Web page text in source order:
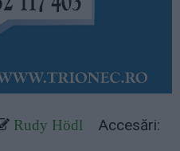
Rudy Hödl
Accesări: